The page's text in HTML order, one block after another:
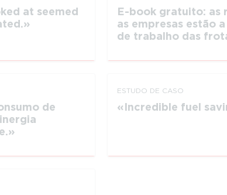
at seemed
E-book gratuito: as
as empresas estão
de trabalho das
de
ESTUDO DE CASO
Incredible fuel